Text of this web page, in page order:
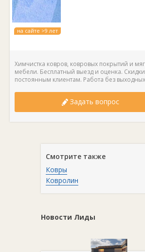
на сайте >9 лет
Химчистка ковров, ковровых покрытий и
мебели. Бесплатный выезд и оценка. Скидки
постоянным клиентам. Работа без
Задать вопрос
Смотрите также
Ковры
Ковролин
Новости Лиды